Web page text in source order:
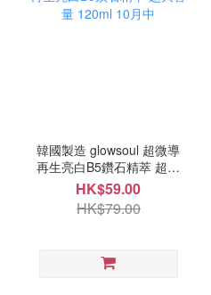
韓國製造 glowsoul 超微導
再生亮白B5鑽石精萃 超大
容量 120ml 10月中
HK$59.00
HK$79.00